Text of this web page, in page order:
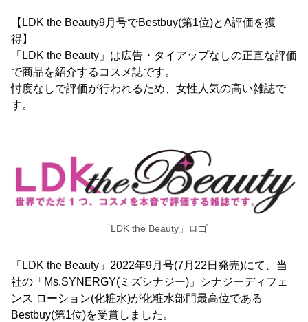
【LDK the Beauty9月号でBestbuy(第1位)とA評価を獲
得】
「LDK the Beauty」は広告・タイアップなしの正直な評価
で商品を紹介するコスメ誌です。
忖度なしで評価が行われるため、女性人気の高い雑誌で
す。
「LDK the Beauty」ロゴ
「LDK the Beauty」2022年9月号(7月22日発売)にて、当
社の「Ms.SYNERGY(ミズシナジー)」シナジーディフェ
ンス ローション(化粧水)が化粧水部門最高位である
Bestbuy(第1位)を受賞しました。